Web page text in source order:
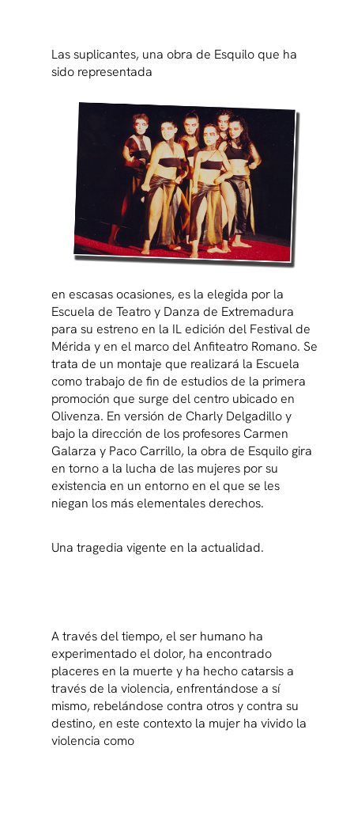
Las suplicantes, una obra de Esquilo que ha
sido representada
en escasas ocasiones, es la elegida por la
Escuela de Teatro y Danza de Extremadura
para su estreno en la IL edición del Festival de
Mérida y en el marco del Anfiteatro Romano. Se
trata de un montaje que realizará la Escuela
como trabajo de fin de estudios de la primera
promoción que surge del centro ubicado en
Olivenza. En versión de Charly Delgadillo y
bajo la dirección de los profesores Carmen
Galarza y Paco Carrillo, la obra de Esquilo gira
en torno a la lucha de las mujeres por su
existencia en un entorno en el que se les
niegan los más elementales derechos.
Una tragedia vigente en la actualidad.
A través del tiempo, el ser humano ha
experimentado el dolor, ha encontrado
placeres en la muerte y ha hecho catarsis a
través de la violencia, enfrentándose a sí
mismo, rebelándose contra otros y contra su
destino, en este contexto la mujer ha vivido la
violencia como